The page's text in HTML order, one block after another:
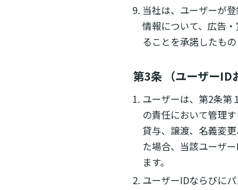
当社は、ユーザーが
情報について、広告
ることを承諾したもの
第3条 （ユーザーID
ユーザーは、第2条第
の責任において管理
貸与、譲渡、名義変
た場合、当該ユーザ
ます。
ユーザーIDならびに